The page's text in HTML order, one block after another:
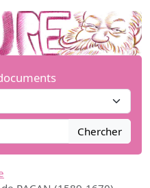
Chercher